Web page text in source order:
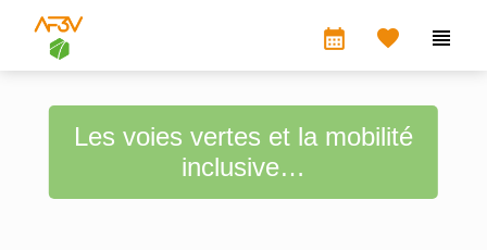
calendar_month  
Les voies vertes et la mobilité
inclusive…